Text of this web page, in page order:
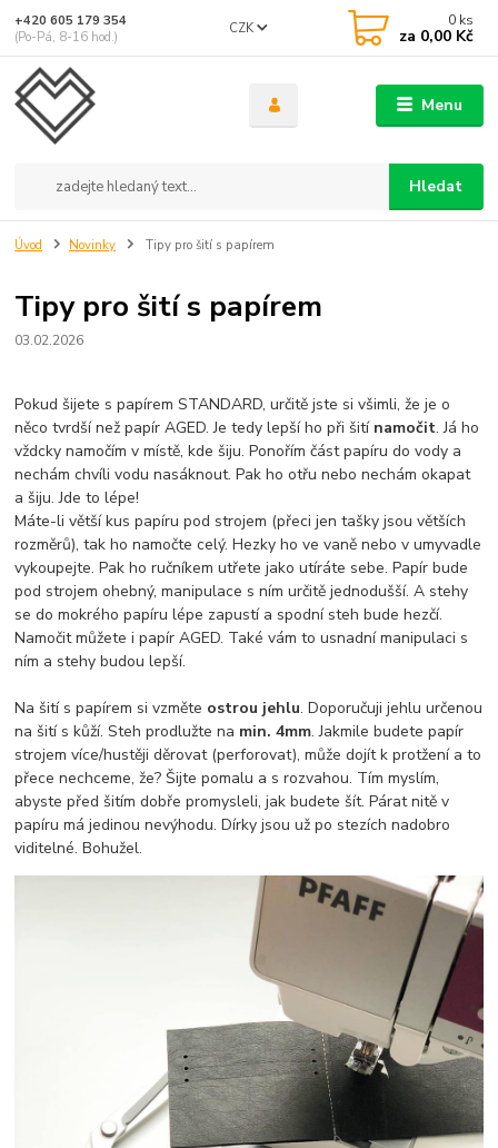
Menu
CZK
Hledat
+420 605 179 354
(Po-Pá, 8-16 hod.)
0 ks
za 0,00 Kč
Úvod Novinky Tipy pro šití s papírem
Tipy pro šití s papírem
03.02.2026
Pokud šijete s papírem STANDARD, určitě jste si všimli, že je o
něco tvrdší než papír AGED. Je tedy lepší ho při šití namočit. Já ho
vždcky namočím v místě, kde šiju. Ponořím část papíru do vody a
nechám chvíli vodu nasáknout. Pak ho otřu nebo nechám okapat
a šiju. Jde to lépe!
Máte-li větší kus papíru pod strojem (přeci jen tašky jsou větších
rozměrů), tak ho namočte celý. Hezky ho ve vaně nebo v umyvadle
vykoupejte. Pak ho ručníkem utřete jako utíráte sebe. Papír bude
pod strojem ohebný, manipulace s ním určitě jednodušší. A stehy
se do mokrého papíru lépe zapustí a spodní steh bude hezčí.
Namočit můžete i papír AGED. Také vám to usnadní manipulaci s
ním a stehy budou lepší.
Na šití s papírem si vzměte ostrou jehlu. Doporučuji jehlu určenou
na šití s kůží. Steh prodlužte na min. 4mm. Jakmile budete papír
strojem více/hustěji děrovat (perforovat), může dojít k protžení a to
přece nechceme, že? Šijte pomalu a s rozvahou. Tím myslím,
abyste před šitím dobře promysleli, jak budete šít. Párat nitě v
papíru má jedinou nevýhodu. Dírky jsou už po stezích nadobro
viditelné. Bohužel.